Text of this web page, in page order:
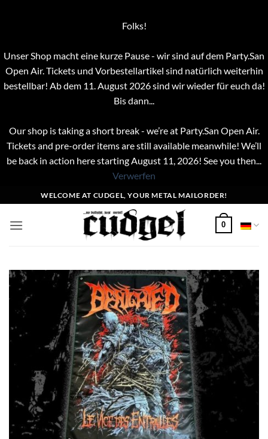
Folks!
Unser Shop macht eine kurze Pause - wir sind auf dem Party.San
Open Air. Tickets und Vorbestellartikel sind natürlich weiterhin
bestellbar! Ab dem 11. August 2026 sind wir wieder für euch da!
Bis dann...
Our shop is taking a short break - we’re at Party.San Open Air.
Tickets and pre-order items are still available meanwhile! We’ll
be back in action here starting August 11, 2026! See you then...
Verwerfen
Inhalt
springen
WELCOME AT CUDGEL, YOUR METAL MAILORDER!
0